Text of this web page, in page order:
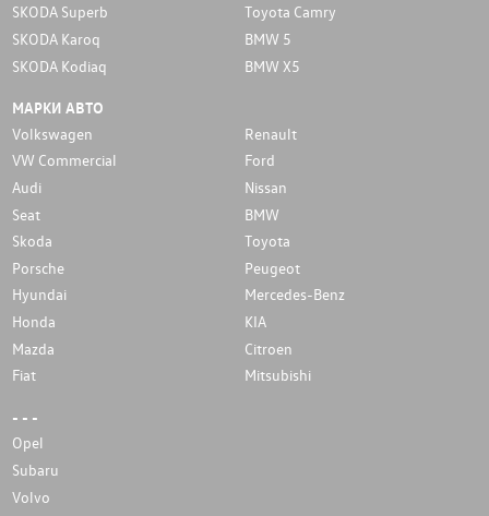
SKODA Superb
SKODA Karoq
SKODA Kodiaq
Toyota Camry
BMW 5
BMW X5
МАРКИ АВТО
Volkswagen
Renault
VW Commercial
Ford
Audi
Nissan
Seat
BMW
Skoda
Toyota
Porsche
Peugeot
Hyundai
Mercedes-Benz
Honda
KIA
Mazda
Citroen
Fiat
Mitsubishi
- - -
Opel
Subaru
Volvo